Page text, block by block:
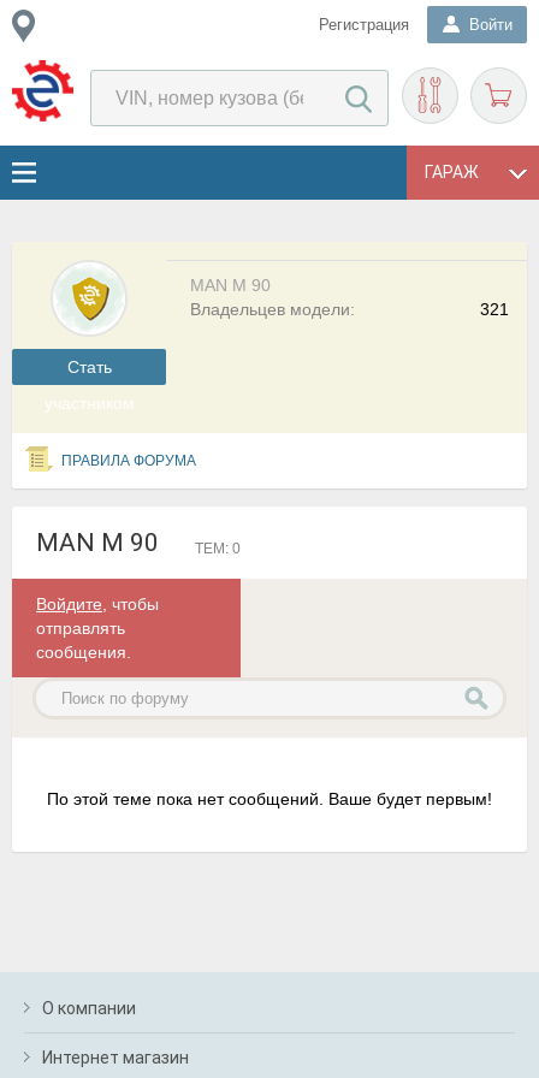
Регистрация Войти
ГАРАЖ
Cтать
участником
MAN M 90
321
Владельцев модели:
ПРАВИЛА ФОРУМА
MAN M 90 ТЕМ: 0
Войдите , чтобы
отправлять
сообщения.
По этой теме пока нет сообщений. Ваше будет первым!
О компании
Интернет магазин